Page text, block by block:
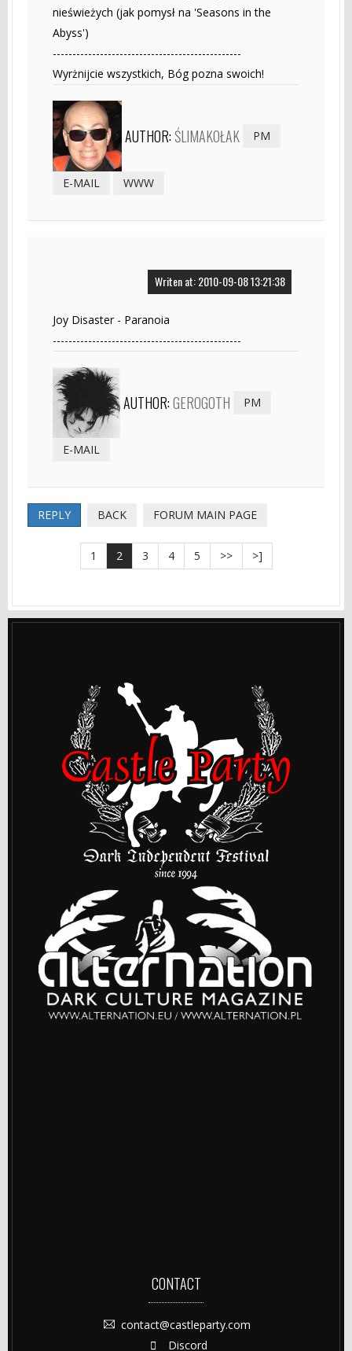
nieświeżych (jak pomysł na 'Seasons in the
Abyss')
------------------------------------------------
Wyrżnijcie wszystkich, Bóg pozna swoich!
AUTHOR:ŚLIMAKOŁAK PM
E-MAIL WWW
Writen at: 2010-09-08 13:21:38
Joy Disaster - Paranoia
------------------------------------------------
AUTHOR:GEROGOTH PM
E-MAIL
REPLY BACK FORUM MAIN PAGE
1 2 3 4 5 >> >]
CONTACT
contact@castleparty.com
Discord